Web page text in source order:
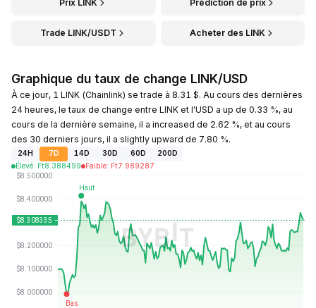
Prix LINK Prédiction de prix
Trade LINK/USDT Acheter des LINK
Graphique du taux de change LINK/USD
À ce jour, 1 LINK (Chainlink) se trade à 8.31 $. Au cours des dernières
24 heures, le taux de change entre LINK et l'USD a up de 0.33 %, au
cours de la dernière semaine, il a increased de 2.62 %, et au cours
des 30 derniers jours, il a slightly upward de 7.80 %.
24H 7D 14D 30D 60D
200D
Élevé: Ft8.388499 Faible: Ft7.989287
Dernière mise à jour : 2026-08-08, 13:03 GMT+0